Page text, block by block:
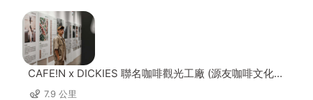
CAFE!N x DICKIES 聯名咖啡觀光工廠 (源友咖啡文化園
區) 7.9 公里